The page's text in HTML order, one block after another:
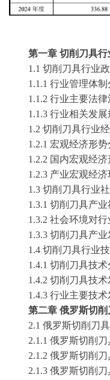
第一章 切削刀具行
1 .1 切削刀具行业
1 .1.1 行业管理体
1 .1.2 行业主要法
1 .1.3 行业相关发展
1 .2 切削刀具行业
1 .2.1 宏观经济形势
1 .2.2 国内宏观经
1 .2.3 产业宏观经
1 .3 切削刀具行业
1 .3.1 切削刀具产业
1 .3.2 社会环境对
1 .3.3 切削刀具产业
1 .4 切削刀具行业
1 .4.1 切削刀具技术
1 .4.2 切削刀具技术
1 .4.3 行业主要技
第二章 俄罗斯切削
2.1 俄罗斯切削刀具
2.1.1 俄罗斯切削刀
2.1.2 俄罗斯切削刀
2.1.3 俄罗斯切削刀